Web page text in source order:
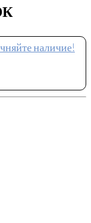
наличие!